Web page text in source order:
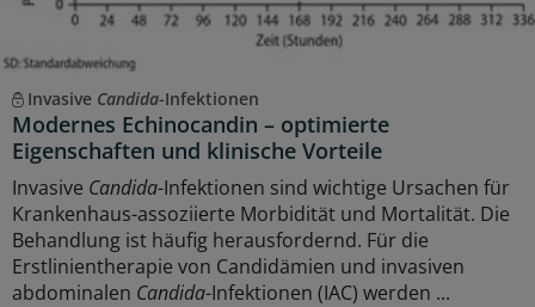
Invasive Candida-Infektionen
Modernes Echinocandin – optimierte
Eigenschaften und klinische Vorteile
Invasive Candida-Infektionen sind wichtige Ursachen für
Krankenhaus-assoziierte Morbidität und Mortalität. Die
Behandlung ist häufig herausfordernd. Für die
Erstlinientherapie von Candidämien und invasiven
abdominalen Candida-Infektionen (IAC) werden ...